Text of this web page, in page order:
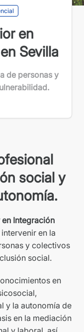
en
Sevilla
de personas y
social y
Integración
en la
y colectivos
social.
en
y la autonomía de
en la mediación